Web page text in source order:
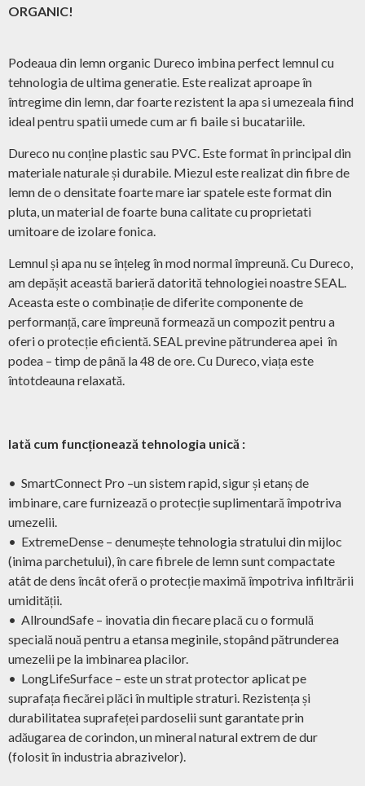
ORGANIC!
Podeaua din lemn organic Dureco imbina perfect lemnul cu
tehnologia de ultima generatie. Este realizat aproape în
întregime din lemn, dar foarte rezistent la apa si umezeala fiind
ideal pentru spatii umede cum ar fi baile si bucatariile.
Dureco nu conține plastic sau PVC. Este format în principal din
materiale naturale și durabile. Miezul este realizat din fibre de
lemn de o densitate foarte mare iar spatele este format din
pluta, un material de foarte buna calitate cu proprietati
umitoare de izolare fonica.
Lemnul și apa nu se înțeleg în mod normal împreună. Cu Dureco,
am depășit această barieră datorită tehnologiei noastre SEAL.
Aceasta este o combinație de diferite componente de
performanță, care împreună formează un compozit pentru a
oferi o protecție eficientă. SEAL previne pătrunderea apei în
podea – timp de până la 48 de ore. Cu Dureco, viața este
întotdeauna relaxată.
Iată cum funcționează tehnologia unică :
• SmartConnect Pro –un sistem rapid, sigur și etanș de
imbinare, care furnizează o protecție suplimentară împotriva
umezelii.
• ExtremeDense – denumește tehnologia stratului din mijloc
(inima parchetului), în care fibrele de lemn sunt compactate
atât de dens încât oferă o protecție maximă împotriva infiltrării
umidității.
• AllroundSafe – inovatia din fiecare placă cu o formulă
specială nouă pentru a etansa meginile, stopând pătrunderea
umezelii pe la imbinarea placilor.
• LongLifeSurface – este un strat protector aplicat pe
suprafața fiecărei plăci în multiple straturi. Rezistența și
durabilitatea suprafeței pardoselii sunt garantate prin
adăugarea de corindon, un mineral natural extrem de dur
(folosit în industria abrazivelor).